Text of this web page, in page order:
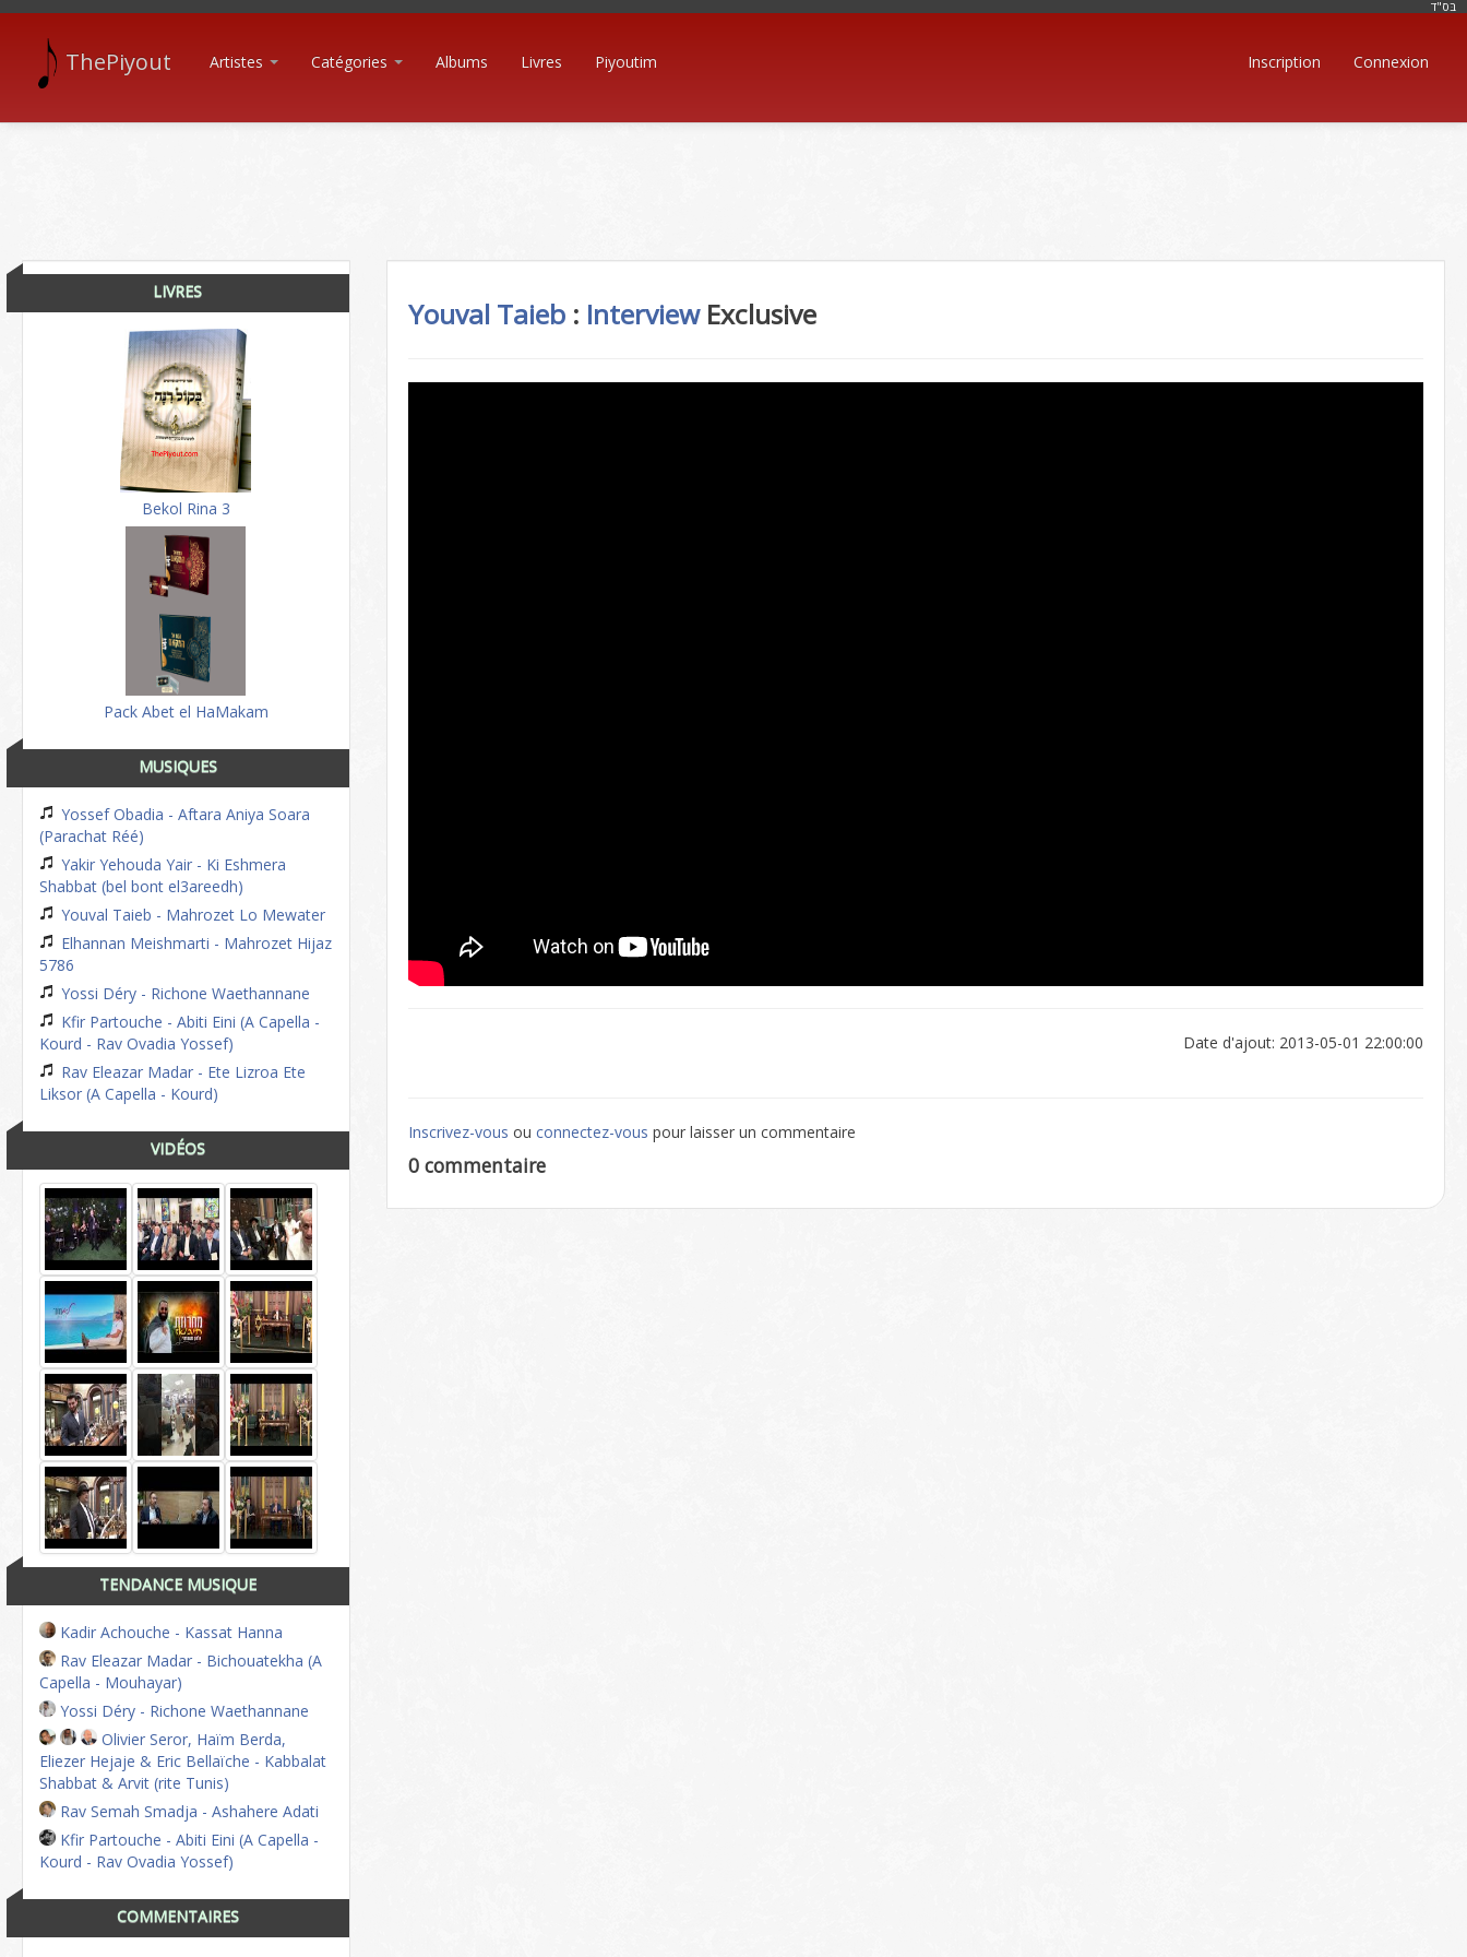
בּס"ד
ThePiyout Artistes Catégories Albums Livres Piyoutim Inscription Connexion
LIVRES
Bekol Rina 3
Pack Abet el HaMakam
MUSIQUES
Yossef Obadia - Aftara Aniya Soara
(Parachat Réé)
Yakir Yehouda Yair - Ki Eshmera
Shabbat (bel bont el3areedh)
Youval Taieb - Mahrozet Lo Mewater
Elhannan Meishmarti - Mahrozet Hijaz
5786
Yossi Déry - Richone Waethannane
Kfir Partouche - Abiti Eini (A Capella -
Kourd - Rav Ovadia Yossef)
Rav Eleazar Madar - Ete Lizroa Ete
Liksor (A Capella - Kourd)
VIDÉOS
TENDANCE MUSIQUE
Kadir Achouche - Kassat Hanna
Rav Eleazar Madar - Bichouatekha (A
Capella - Mouhayar)
Yossi Déry - Richone Waethannane
Olivier Seror, Haïm Berda,
Eliezer Hejaje & Eric Bellaïche - Kabbalat
Shabbat & Arvit (rite Tunis)
Rav Semah Smadja - Ashahere Adati
Kfir Partouche - Abiti Eini (A Capella -
Kourd - Rav Ovadia Yossef)
COMMENTAIRES
Youval Taieb : InterviewExclusive
Date d'ajout: 2013-05-01 22:00:00
Inscrivez-vous ouconnectez-vous pour laisser un commentaire
0 commentaire